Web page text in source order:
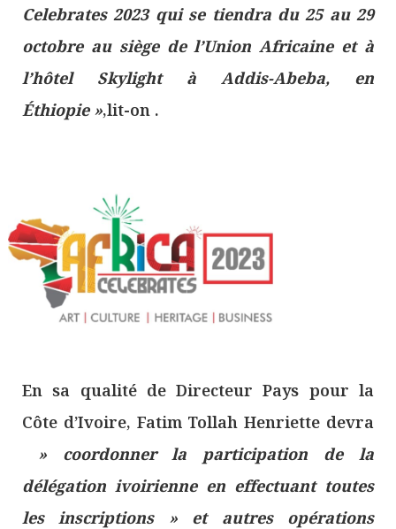
Celebrates 2023 qui se tiendra du 25 au 29
octobre au siège de l’Union Africaine et à
l’hôtel Skylight à Addis-Abeba, en
Éthiopie »,lit-on .
En sa qualité de Directeur Pays pour la
Côte d’Ivoire, Fatim Tollah Henriette devra
» coordonner la participation de la
délégation ivoirienne en effectuant toutes
les inscriptions » et autres opérations